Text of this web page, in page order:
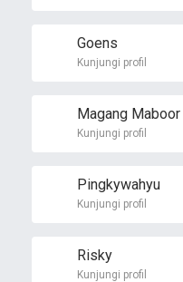
Goens
Kunjungi profil
Magang Maboor
Kunjungi profil
Pingkywahyu
Kunjungi profil
Risky
Kunjungi profil